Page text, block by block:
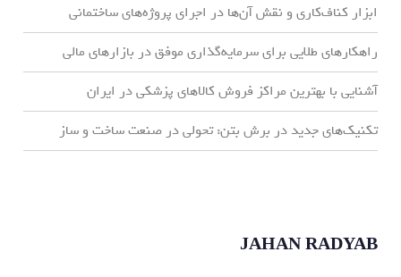
ابزار کناف‌کاری و نقش آن‌ها در اجرای پروژه‌های ساختمانی
راهکارهای طلایی برای سرمایه‌گذاری موفق در بازارهای مالی
آشنایی با بهترین مراکز فروش کالاهای پزشکی در ایران
تکنیک‌های جدید در برش بتن: تحولی در صنعت ساخت و ساز
JAHAN RADYAB